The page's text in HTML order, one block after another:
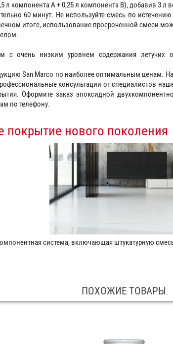
л компонента A + 0,25 л компонента B), добавив 3 л
60 минут. Не используйте смесь по истечению
итоге, использование просроченной смеси
с очень низким уровнем содержания летучих
San Marco по наиболее оптимальным ценам.
консультации от специалистов
Оформите заказ эпоксидной
по телефону.
покрытие нового поколения
система, включающая штукатурную
ПОХОЖИЕ ТОВАРЫ